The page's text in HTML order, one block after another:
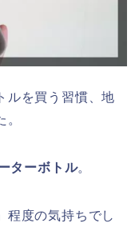
ルを買う習慣、地
ターボトル。
程度の気持ちでし